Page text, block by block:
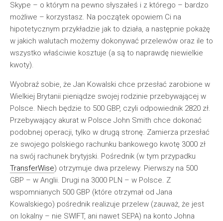
Skype – o którym na pewno słyszałeś i z którego – bardzo
możliwe – korzystasz. Na początek opowiem Ci na
hipotetycznym przykładzie jak to działa, a następnie pokażę
w jakich walutach możemy dokonywać przelewów oraz ile to
wszystko właściwie kosztuje (a są to naprawdę niewielkie
kwoty).
Wyobraź sobie, że Jan Kowalski chce przesłać zarobione w
Wielkiej Brytanii pieniądze swojej rodzinie przebywającej w
Polsce. Niech będzie to 500 GBP, czyli odpowiednik 2820 zł.
Przebywający akurat w Polsce John Smith chce dokonać
podobnej operacji, tylko w drugą stronę. Zamierza przesłać
ze swojego polskiego rachunku bankowego kwotę 3000 zł
na swój rachunek brytyjski. Pośrednik (w tym przypadku
TransferWise) otrzymuje dwa przelewy. Pierwszy na 500
GBP – w Anglii. Drugi na 3000 PLN – w Polsce. Z
wspomnianych 500 GBP (które otrzymał od Jana
Kowalskiego) pośrednik realizuje przelew (zauważ, że jest
on lokalny – nie SWIFT, ani nawet SEPA) na konto Johna